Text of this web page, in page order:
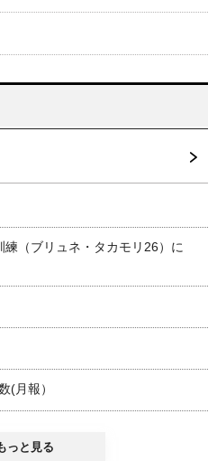
（ブリュネ・タカモリ26）に
(月報）
っと見る